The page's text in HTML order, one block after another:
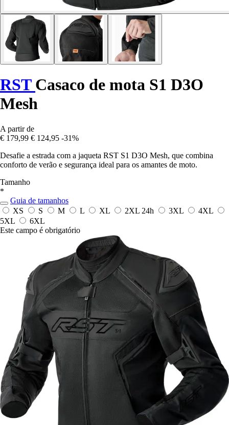
RST Casaco de mota S1 D3O
Mesh
A partir de
€ 179,99 € 124,95 -31%
Desafie a estrada com a jaqueta RST S1 D3O Mesh, que combina
conforto de verão e segurança ideal para os amantes de moto.
Tamanho
*
Guia de tamanhos
XS
S M L XL 2XL 24h 3XL
4XL
5XL
6XL
Este campo é obrigatório